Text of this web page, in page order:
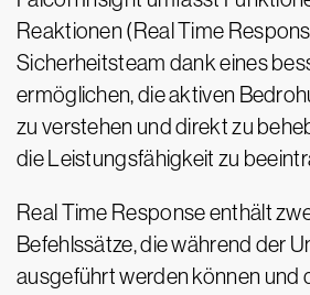
Reaktionen (Real Time
Sicherheitsteam dank eines
ermöglichen, die aktiven
zu verstehen und direkt zu
die Leistungsfähigkeit zu
Real Time Response enthält
Befehlssätze, die während der
ausgeführt werden können und